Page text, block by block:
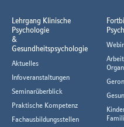
Lehrgang Klinische
Psychologie
&
Gesundheitspsychologie
Aktuelles
Infoveranstaltungen
Seminarüberblick
Praktische Kompetenz
Fachausbildungsstellen